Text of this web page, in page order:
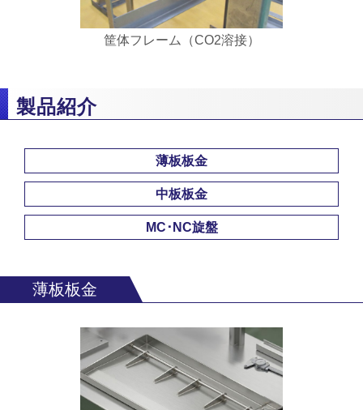
筐体フレーム（CO2溶接）
製品紹介
薄板板金
中板板金
MC･NC旋盤
薄板板金